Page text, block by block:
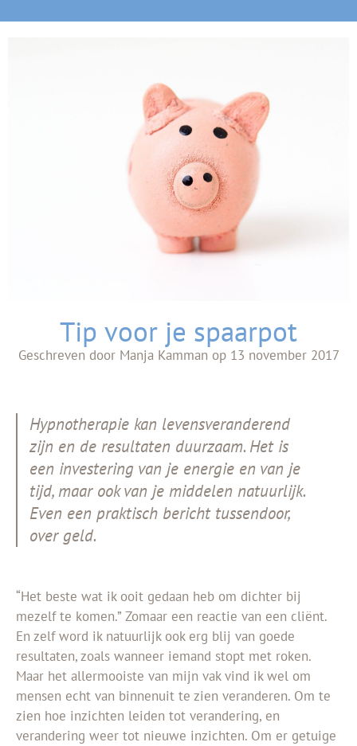
Tip voor je spaarpot
Geschreven doorManja Kamman op 13 november 2017
Hypnotherapie kan levensveranderend
zijn en de resultaten duurzaam. Het is
een investering van je energie en van je
tijd, maar ook van je middelen natuurlijk.
Even een praktisch bericht tussendoor,
over geld.
“Het beste wat ik ooit gedaan heb om dichter bij
mezelf te komen.” Zomaar een reactie van een cliënt.
En zelf word ik natuurlijk ook erg blij van goede
resultaten, zoals wanneer iemand stopt met roken.
Maar het allermooiste van mijn vak vind ik wel om
mensen echt van binnenuit te zien veranderen. Om te
zien hoe inzichten leiden tot verandering, en
verandering weer tot nieuwe inzichten. Om er getuige